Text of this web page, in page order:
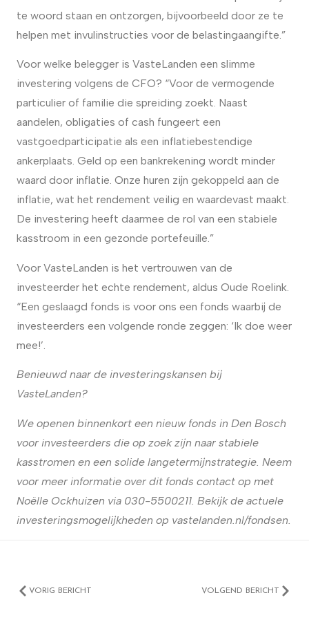
te woord staan en ontzorgen, bijvoorbeeld door ze te
helpen met invulinstructies voor de belastingaangifte.”
Voor welke belegger is VasteLanden een slimme
investering volgens de CFO? “Voor de vermogende
particulier of familie die spreiding zoekt. Naast
aandelen, obligaties of cash fungeert een
vastgoedparticipatie als een inflatiebestendige
ankerplaats. Geld op een bankrekening wordt minder
waard door inflatie. Onze huren zijn gekoppeld aan de
inflatie, wat het rendement veilig en waardevast maakt.
De investering heeft daarmee de rol van een stabiele
kasstroom in een gezonde portefeuille.”
Voor VasteLanden is het vertrouwen van de
investeerder het echte rendement, aldus Oude Roelink.
“Een geslaagd fonds is voor ons een fonds waarbij de
investeerders een volgende ronde zeggen: ‘Ik doe weer
mee!’.
Benieuwd naar de investeringskansen bij
VasteLanden?
We openen binnenkort een nieuw fonds in Den Bosch
voor investeerders die op zoek zijn naar stabiele
kasstromen en een solide langetermijnstrategie. Neem
voor meer informatie over dit fonds contact op met
Noëlle Ockhuizen via 030-5500211. Bekijk de actuele
investeringsmogelijkheden op vastelanden.nl/fondsen
VORIG BERICHT VOLGEND BERICHT